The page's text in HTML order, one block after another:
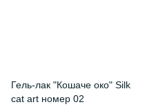
Гель-лак "Кошаче око" Silk
cat art номер 02